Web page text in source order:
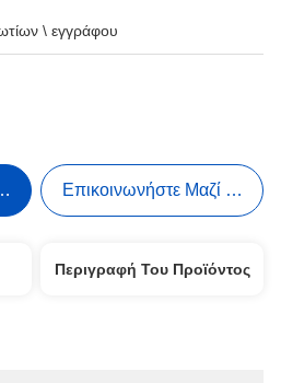
\ εγγράφου
Επικοινωνήστε Μαζί Μας
Περιγραφή Του Προϊόντος